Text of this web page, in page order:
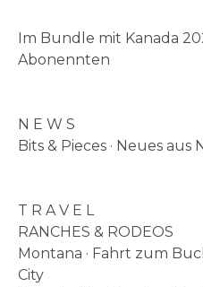
Im Bundle mit Kanada
Abonennten
N E W S
Bits & Pieces · Neues aus
T R A V E L
RANCHES & RODEOS
Montana · Fahrt zum
City